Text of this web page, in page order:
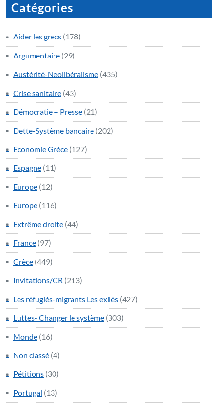
Catégories
Aider les grecs (178)
Argumentaire (29)
Austérité-Neolibéralisme (435)
Crise sanitaire (43)
Démocratie – Presse (21)
Dette-Système bancaire (202)
Economie Grèce (127)
Espagne (11)
Europe (12)
Europe (116)
Extrême droite (44)
France (97)
Grèce (449)
Invitations/CR (213)
Les réfugiés-migrants Les exilés (427)
Luttes- Changer le système (303)
Monde (16)
Non classé (4)
Pétitions (30)
Portugal (13)